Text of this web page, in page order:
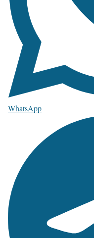
WhatsApp